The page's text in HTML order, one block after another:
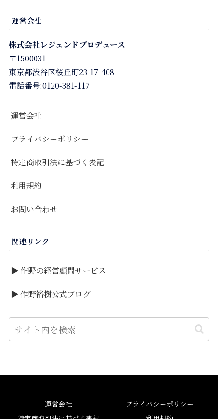
運営会社
株式会社レジェンドプロデュース
〒1500031
東京都渋谷区桜丘町23-17-408
電話番号:0120-381-117
運営会社
プライバシーポリシー
特定商取引法に基づく表記
利用規約
お問い合わせ
関連リンク
▶ 作野の経営顧問サービス
▶ 作野裕樹公式ブログ
運営会社
プライバシーポリシー